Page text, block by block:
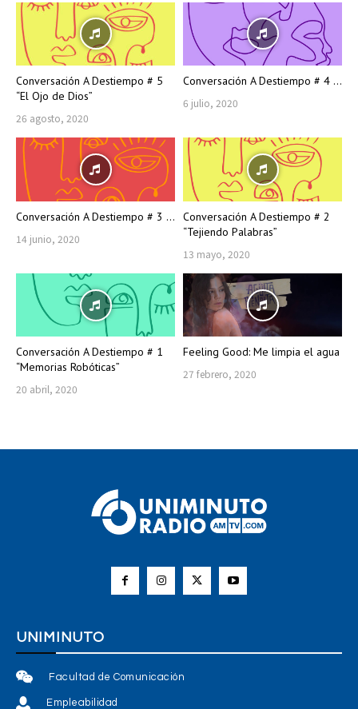
Conversación A Destiempo # 5
“El Ojo de Dios”
26 agosto, 2020
Conversación A Destiempo # 4 ...
6 julio, 2020
Conversación A Destiempo # 3 ...
14 junio, 2020
Conversación A Destiempo # 2
“Tejiendo Palabras”
13 mayo, 2020
Conversación A Destiempo # 1
“Memorias Robóticas”
20 abril, 2020
Feeling Good: Me limpia el agua
27 febrero, 2020
UNIMINUTO
Facultad de Comunicación
Empleabilidad